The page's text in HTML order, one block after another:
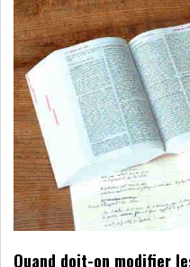
Quand doit-on modifier